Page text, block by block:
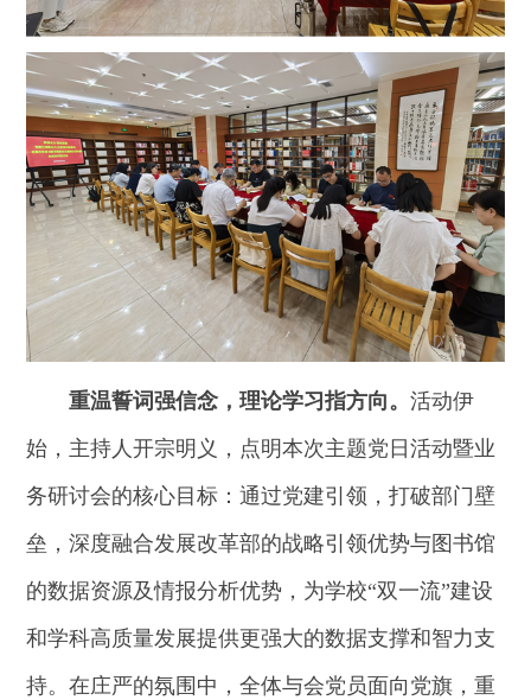
重温誓词强信念，理论学习指方向。活动伊
始，主持人开宗明义，点明本次主题党日活动暨业
务研讨会的核心目标：通过党建引领，打破部门壁
垒，深度融合发展改革部的战略引领优势与图书馆
的数据资源及情报分析优势，为学校“双一流”建设
和学科高质量发展提供更强大的数据支撑和智力支
持。在庄严的氛围中，全体与会党员面向党旗，重